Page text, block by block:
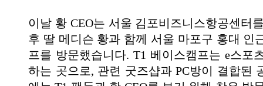
이날 황 CEO는 서울 김포비즈니스항공센터
후 딸 메디슨 황과 함께 서울 마포구 홍대 인
프를 방문했습니다. T1 베이스캠프는 e스포
하는 곳으로, 관련 굿즈샵과 PC방이 결합된